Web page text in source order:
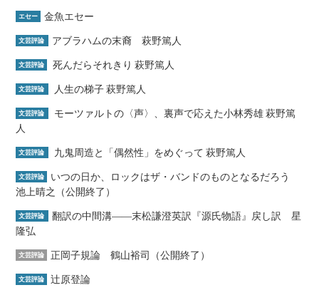
エセー 金魚エセー
文芸評論 アブラハムの末裔 萩野篤人
文芸評論 死んだらそれきり 萩野篤人
文芸評論 人生の梯子 萩野篤人
文芸評論
モーツァルトの〈声〉、裏声で応えた小林秀雄 萩野篤
人
文芸評論 九鬼周造と「偶然性」をめぐって 萩野篤人
文芸評論
いつの日か、ロックはザ・バンドのものとなるだろう
池上晴之（公開終了）
文芸評論
翻訳の中間溝――末松謙澄英訳『源氏物語』戻し訳 星
隆弘
文芸評論 正岡子規論 鶴山裕司（公開終了）
文芸評論 辻原登論